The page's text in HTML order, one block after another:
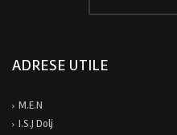
ADRESE UTILE
M.E.N
I.S.J Dolj